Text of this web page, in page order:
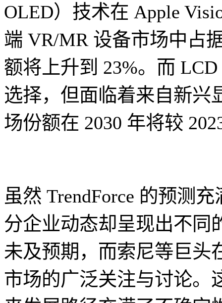
OLED）技术在 Apple
端 VR/MR 设备市场中占
额将上升到 23%。而
选择，但面临着来自新兴
场份额在 2030 年将较
虽然 TrendForce 的预测
分企业动态却呈现出不同
未及预期，而索尼等巨头
市场的广泛关注与讨论。